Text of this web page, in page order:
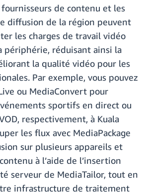
de contenu et les
diffusion de la région peuvent
les charges de travail vidéo
périphérie, réduisant ainsi la
la qualité vidéo pour les
Par exemple, vous pouvez
ou MediaConvert pour
sportifs en direct ou
respectivement, à Kuala
les flux avec MediaPackage
sur plusieurs appareils et
à l’aide de l’insertion
serveur de MediaTailor, tout en
infrastructure de traitement